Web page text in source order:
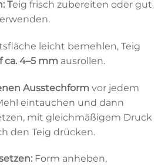
Teig frisch zubereiten oder gut
leicht bemehlen, Teig
4–5 mm ausrollen.
Ausstechform vor jedem
eintauchen und dann
mit gleichmäßigem Druck
den Teig drücken.
Form anheben,